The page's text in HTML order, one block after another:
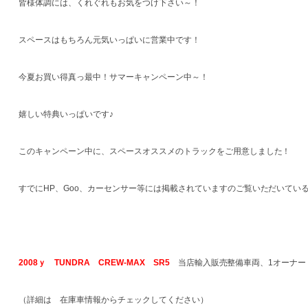
皆様体調には、くれぐれもお気をつけ下さい～！
スペースはもちろん元気いっぱいに営業中です！
今夏お買い得真っ最中！サマーキャンペーン中～！
嬉しい特典いっぱいです♪
このキャンペーン中に、スペースオススメのトラックをご用意しました！
すでにHP、Goo、カーセンサー等には掲載されていますのご覧いただいてい
2008ｙ TUNDRA CREW-MAX SR5当店輸入販売整備車両、1オーナー
（詳細は 在庫車情報からチェックしてください）